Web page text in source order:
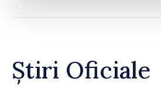
Știri Oficiale